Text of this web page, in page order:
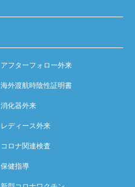
アフターフォロー外来
海外渡航時陰性証明書
消化器外来
レディース外来
コロナ関連検査
保健指導